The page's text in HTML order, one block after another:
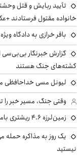
تأیید ربایش و قتل
خانواده مقتول فرستادند
باقر خرازی به دادگاه
گزارش خبرنگار بی‌بی‌سی
کشته‌های جنگ هستند
لیونل مسی خداحافظی
وقتی جنگ، مسیر خبر را
زمین‌لرزه ۴.۶ ریشتری بامداد امروز گلباف کرمان را لرزاند
یک روز به مذاکره حمله
نیستید